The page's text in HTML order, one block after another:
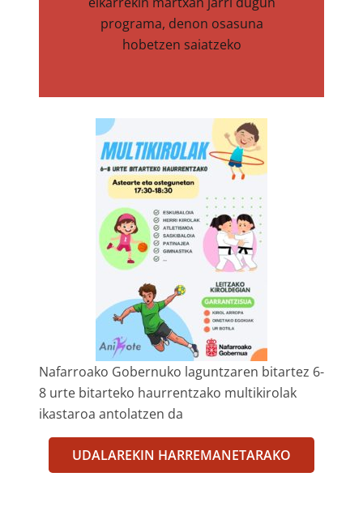
programa, denon osasuna
hobetzen saiatzeko
Nafarroako Gobernuko laguntzaren bitartez 6-
8 urte bitarteko haurrentzako multikirolak
ikastaroa antolatzen da
UDALAREKIN HARREMANETARAKO